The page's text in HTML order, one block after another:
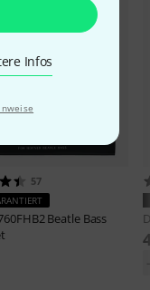
Infos
57
Beatle Bass